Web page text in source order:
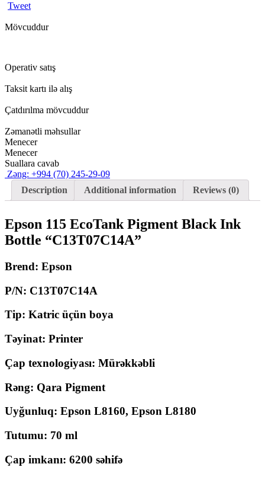
Tweet
Mövcuddur
Operativ satış
Taksit kartı ilə alış
Çatdırılma mövcuddur
Zəmanətli məhsullar
Menecer
Menecer
Suallara cavab
Zəng: +994 (70) 245-29-09
Description
Additional information Reviews (0)
Epson 115 EcoTank Pigment Black Ink
Bottle “C13T07C14A”
Brend: Epson
P/N: C13T07C14A
Tip: Katric üçün boya
Təyinat: Printer
Çap texnologiyası: Mürəkkəbli
Rəng: Qara Pigment
Uyğunluq: Epson L8160, Epson L8180
Tutumu: 70 ml
Çap imkanı: 6200 səhifə